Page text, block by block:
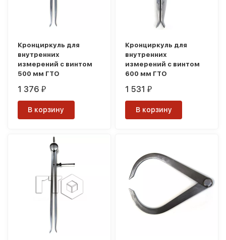
Кронциркуль для
внутренних
измерений с винтом
500 мм ГТО
1 376₽
В корзину
Кронциркуль для
внутренних
измерений с винтом
600 мм ГТО
1 531₽
В корзину